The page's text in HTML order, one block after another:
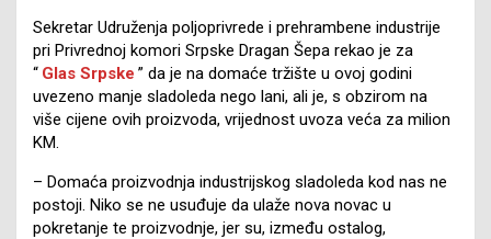
Sekretar Udruženja poljoprivrede i prehrambene industrije
pri Privrednoj komori Srpske Dragan Šepa rekao je za
“ Glas Srpske ” da je na domaće tržište u ovoj godini
uvezeno manje sladoleda nego lani, ali je, s obzirom na
više cijene ovih proizvoda, vrijednost uvoza veća za milion
KM.
– Domaća proizvodnja industrijskog sladoleda kod nas ne
postoji. Niko se ne usuđuje da ulaže nova novac u
pokretanje te proizvodnje, jer su, između ostalog,